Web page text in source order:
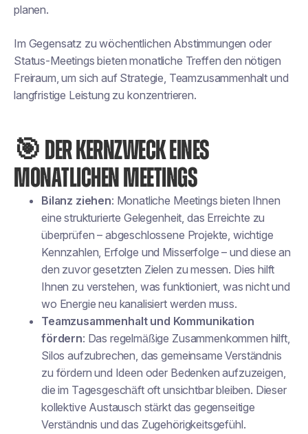
planen.
Im Gegensatz zu wöchentlichen Abstimmungen oder
Status-Meetings bieten monatliche Treffen den nötigen
Freiraum, um sich auf Strategie, Teamzusammenhalt und
langfristige Leistung zu konzentrieren.
🎯 DER KERNZWECK EINES
MONATLICHEN MEETINGS
Bilanz ziehen: Monatliche Meetings bieten Ihnen
eine strukturierte Gelegenheit, das Erreichte zu
überprüfen – abgeschlossene Projekte, wichtige
Kennzahlen, Erfolge und Misserfolge – und diese an
den zuvor gesetzten Zielen zu messen. Dies hilft
Ihnen zu verstehen, was funktioniert, was nicht und
wo Energie neu kanalisiert werden muss.
Teamzusammenhalt und Kommunikation
fördern: Das regelmäßige Zusammenkommen hilft,
Silos aufzubrechen, das gemeinsame Verständnis
zu fördern und Ideen oder Bedenken aufzuzeigen,
die im Tagesgeschäft oft unsichtbar bleiben. Dieser
kollektive Austausch stärkt das gegenseitige
Verständnis und das Zugehörigkeitsgefühl.